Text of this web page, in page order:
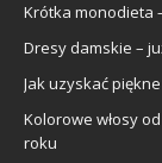
Krótka monodieta
Dresy damskie –
Jak uzyskać
Kolorowe włosy
roku